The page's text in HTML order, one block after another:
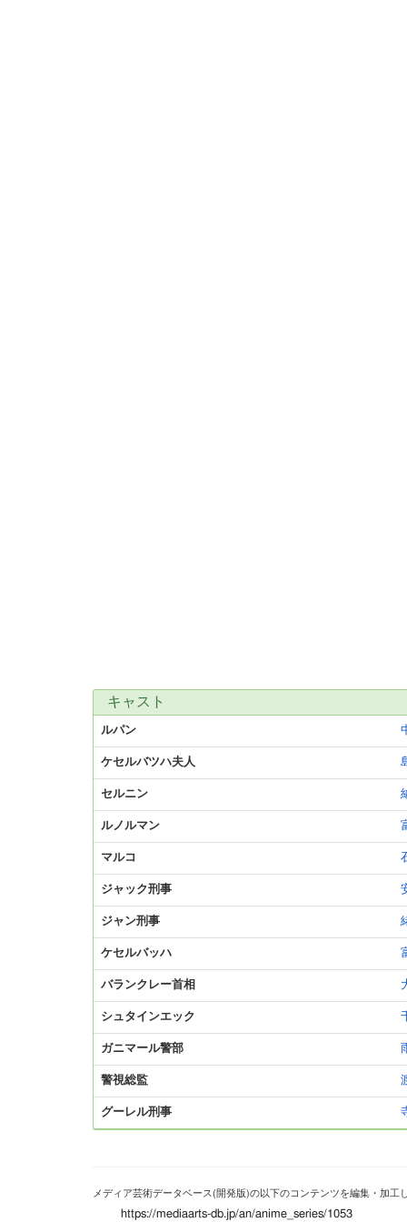
キャスト
ルパン
ケセルバツハ夫人
セルニン
ルノルマン
マルコ
ジャック刑事
ジャン刑事
ケセルバッハ
バランクレー首相
シュタインエック
ガニマール警部
警視総監
グーレル刑事
メディア芸術データベース(開発版)の以下のコンテンツを編集・加工
https://mediaarts-db.jp/an/anime_series/1053